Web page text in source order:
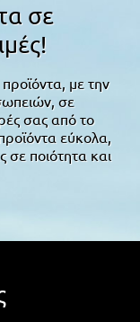
σε
με την
σε
σας από το
εύκολα,
σε ποιότητα και